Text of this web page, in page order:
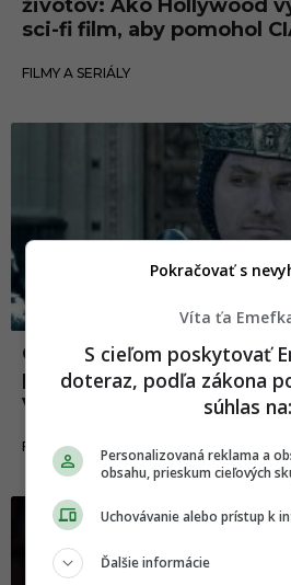
životov: Ako Hollywood
sci-fi film, aby pomohol
FILMY A SERIÁLY
Chceli nahradiť Harryho
prsteňov: Filmy, ktoré
veľkolepé série, no úplne
FILMY A SERIÁLY
Víta ťa
S cieľom poskytovať
doteraz, podľa zákona
súhlas na:
Personalizovaná reklama a
obsahu, prieskum cieľových
Uchovávanie alebo prístup k
Ďalšie informácie
Pokračovať s